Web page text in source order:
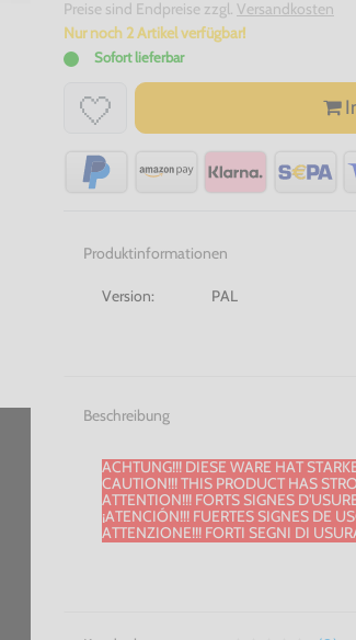
Preise sind Endpreise zzgl. Versandkosten
Nur noch 2 Artikel verfügbar!
Sofort lieferbar
Produktinformationen
Version: PAL
Beschreibung
ACHTUNG!!! DIESE WARE HAT
CAUTION!!! THIS PRODUCT HAS
ATTENTION!!! FORTS SIGNES
¡ATENCIÓN!!! FUERTES SIGNES DE
ATTENZIONE!!! FORTI SEGNI DI